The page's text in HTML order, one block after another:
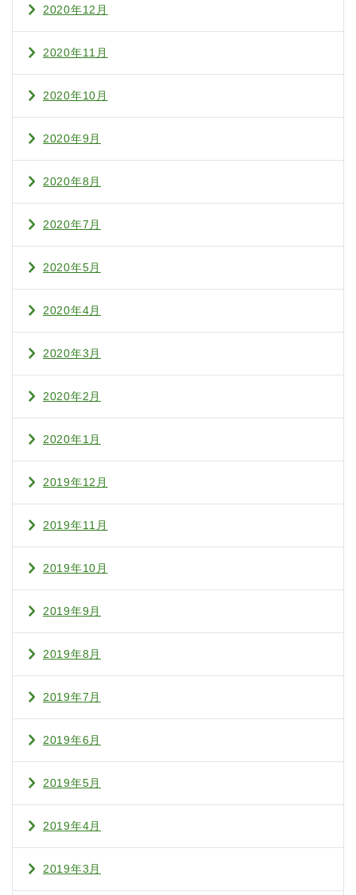
2020年12月
2020年11月
2020年10月
2020年9月
2020年8月
2020年7月
2020年5月
2020年4月
2020年3月
2020年2月
2020年1月
2019年12月
2019年11月
2019年10月
2019年9月
2019年8月
2019年7月
2019年6月
2019年5月
2019年4月
2019年3月